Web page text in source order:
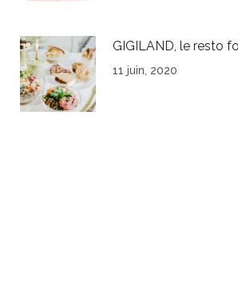
GIGILAND, le resto
11 juin, 2020